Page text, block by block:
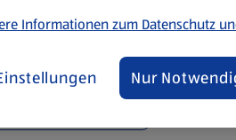
Informationen zum Datenschutz
Nur